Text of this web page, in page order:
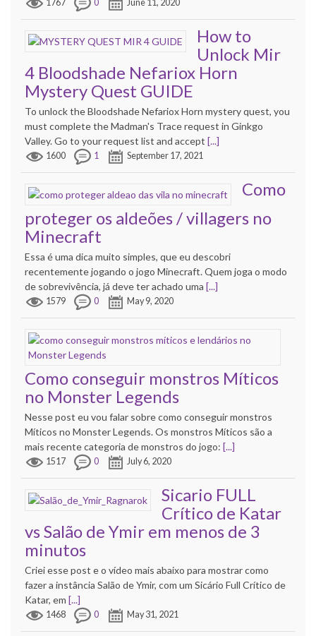
1767 0 June 11, 2020
How to
Unlock Mir
4 Bloodshade Nefariox Horn
Mystery Quest GUIDE
To unlock the Bloodshade Nefariox Horn mystery quest, you
must complete the Madman's Trace request in Ginkgo
Valley. Go to your request list and accept [...]
1600 1 September 17, 2021
Como
proteger os aldeões / villagers no
Minecraft
Essa é uma dica muito simples, que eu descobri
recentemente jogando o jogo Minecraft. Quem joga o modo
de sobrevivência, já deve ter achado uma [...]
1579 0 May 9, 2020
Como conseguir monstros Míticos
no Monster Legends
Nesse post eu vou falar sobre como conseguir monstros
Míticos no Monster Legends. Os monstros Míticos são a
mais recente categoria de monstros do jogo: [...]
1517 0 July 6, 2020
Sicario FULL
Crítico de Katar
vs Salão de Ymir em menos de 3
minutos
Criei esse post e o vídeo mais abaixo para mostrar como
fazer a instância Salão de Ymir, com um Sicário Full Crítico de
Katar, em [...]
1468 0 May 31, 2021